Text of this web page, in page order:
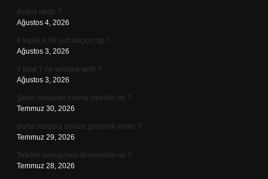
Avans nedir ?
Ağustos 4, 2026
6 kişilik KYK yurt kaçıncı tip ?
Ağustos 3, 2026
3 tane 7 ne anlama gelir ?
Ağustos 3, 2026
Şeker hastaları hurma yiyebilir mi ?
Temmuz 30, 2026
Bartın Amasra denize girilecek yerler ?
Temmuz 29, 2026
Telefon konuşması dinlenebilir mi ?
Temmuz 28, 2026